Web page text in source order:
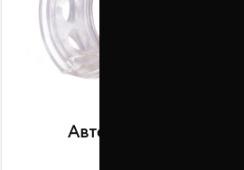
Автобаферы размер